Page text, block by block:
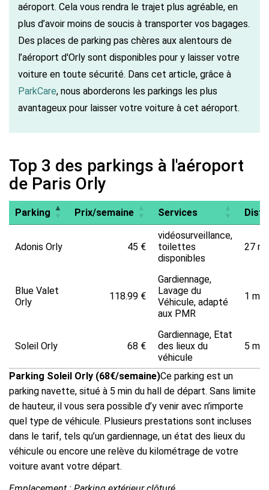
aéroport. Cela vous rendra le trajet plus agréable, en
plus d’avoir moins de soucis à transporter vos bagages.
Des places de parking pas chères aux alentours de
l’aéroport d'Orly sont disponibles pour y laisser votre
voiture en toute sécurité. Dans cet article, grâce à
ParkCare, nous aborderons les parkings les plus
avantageux pour laisser votre voiture à cet aéroport.
Top 3 des parkings à l'aéroport
de Paris Orly
Parking Prix/semaine Services
Adonis Orly 45 €
vidéosurveillance,
toilettes
disponibles
27
Blue Valet
Orly
118.99 €
Gardiennage,
Lavage du
Véhicule, adapté
aux PMR
1 min.
Soleil Orly 68 €
Gardiennage, Etat
des lieux du
véhicule
5 min.
Parking Soleil Orly (68€/semaine)Ce parking est un
parking navette, situé à 5 min du hall de départ. Sans limite
de hauteur, il vous sera possible d’y venir avec n’importe
quel type de véhicule. Plusieurs prestations sont incluses
dans le tarif, tels qu’un gardiennage, un état des lieux du
véhicule ou encore une relève du kilométrage de votre
voiture avant votre départ.